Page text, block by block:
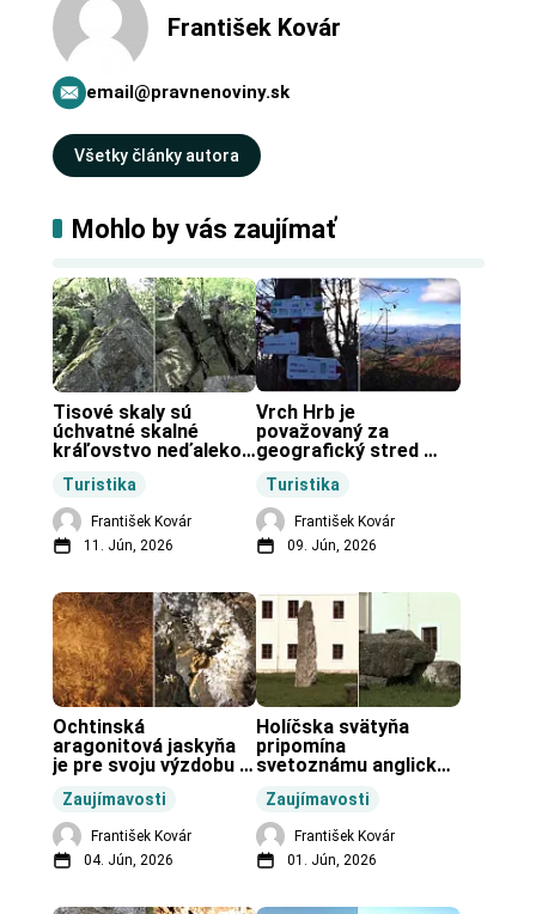
František Kovár
email@pravnenoviny.sk
Všetky články autora
Mohlo by vás zaujímať
Turistika
Tisové skaly sú
úchvatné skalné
kráľovstvo neďaleko
František Kovár
11. Jún, 2026
Turistika
Vrch Hrb je
považovaný za
geografický stred
František Kovár
09. Jún, 2026
Zaujímavosti
Ochtinská
aragonitová jaskyňa
je pre svoju výzdobu
vo svete.
František Kovár
04. Jún, 2026
Zaujímavosti
Holíčska svätyňa
pripomína
svetoznámu anglickú
František Kovár
01. Jún, 2026